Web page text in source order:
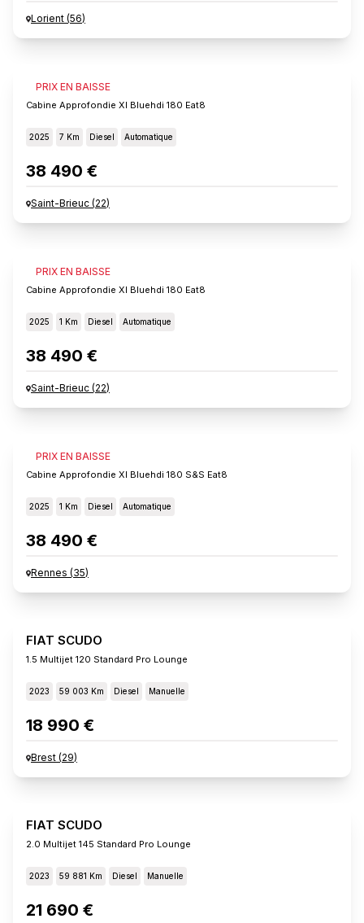
Lorient (56)
PRIX EN BAISSE
FIAT SCUDO
Cabine Approfondie Xl Bluehdi 180 Eat8
2025 7 Km Diesel Automatique
38 490 €
Saint-Brieuc (22)
PRIX EN BAISSE
FIAT SCUDO
Cabine Approfondie Xl Bluehdi 180 Eat8
2025 1 Km Diesel Automatique
38 490 €
Saint-Brieuc (22)
PRIX EN BAISSE
FIAT SCUDO
Cabine Approfondie Xl Bluehdi 180 S&s Eat8
2025 1 Km Diesel Automatique
38 490 €
Rennes (35)
FIAT SCUDO
1.5 Multijet 120 Standard Pro Lounge
2023 59 003 Km Diesel Manuelle
18 990 €
Brest (29)
FIAT SCUDO
2.0 Multijet 145 Standard Pro Lounge
2023 59 881 Km Diesel Manuelle
21 690 €